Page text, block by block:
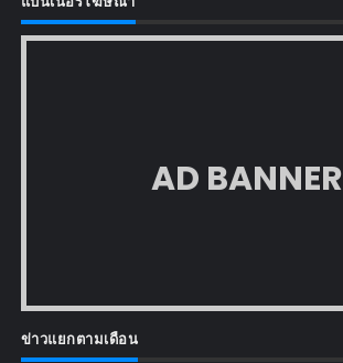
AD BANNER
ข่าวแยกตามเดือน